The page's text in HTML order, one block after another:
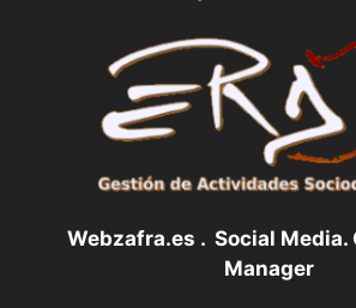
Webzafra.es . Social
Manager